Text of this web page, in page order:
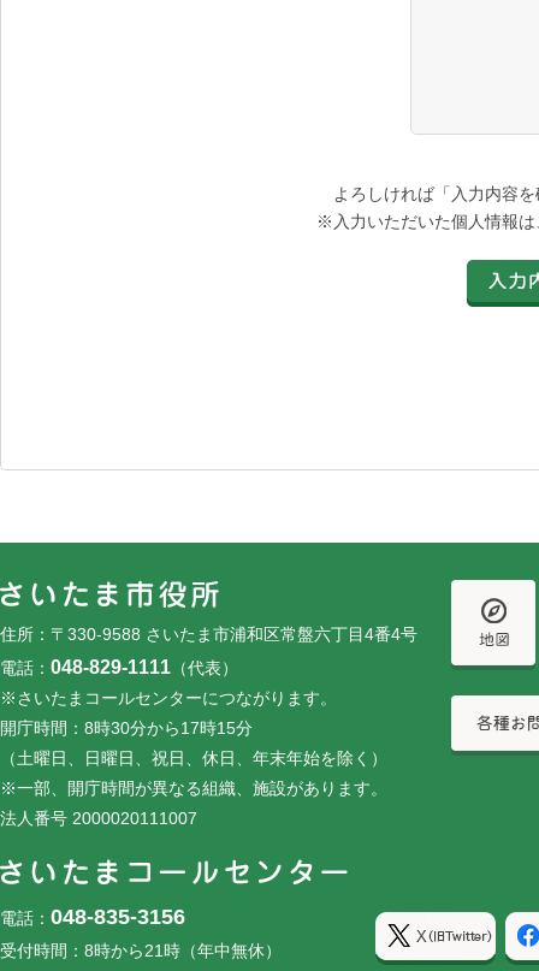
よろしければ「入力内容
※入力いただいた個人情報
住所：〒330-9588 さいたま市浦和区常盤六丁目4番4号
電話： 048-829-1111 （代表）
※さいたまコールセンターにつながります。
開庁時間：8時30分から17時15分
（土曜日、日曜日、祝日、休日、年末年始を除く）
※一部、開庁時間が異なる組織、施設があります。
法人番号 2000020111007
電話： 048-835-3156
受付時間：8時から21時（年中無休）